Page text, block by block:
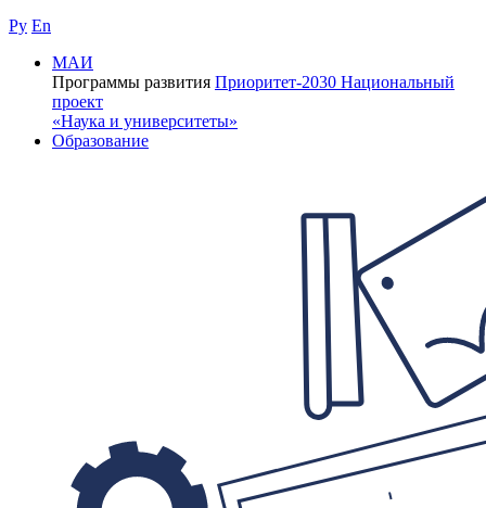
Ру En
МАИ
Программы развития Приоритет-2030 Национальный
проект
«Наука и университеты»
Образование